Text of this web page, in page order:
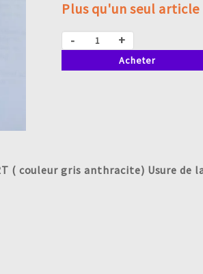
Plus qu'un seul article
- +
Acheter
( couleur gris anthracite) Usure de